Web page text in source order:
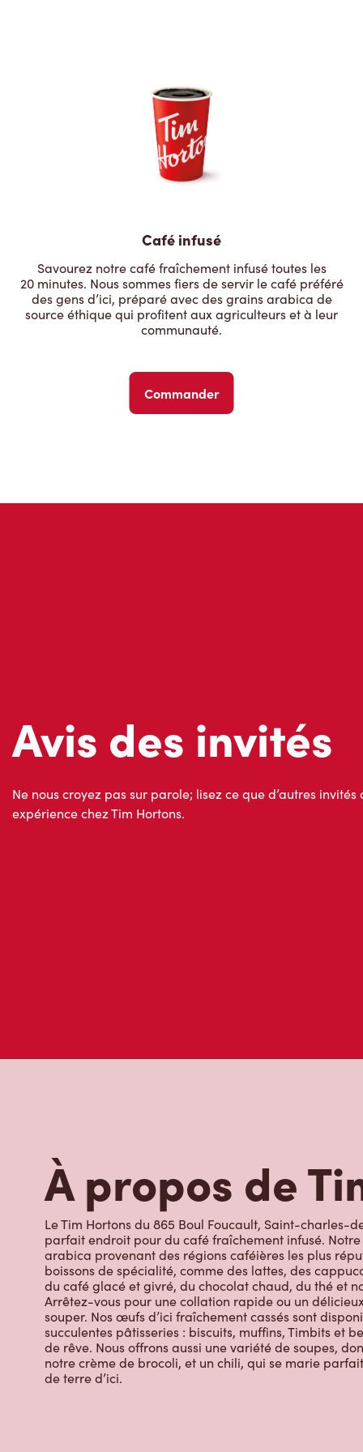
Café infusé
Savourez notre café fraîchement infusé toutes les
20 minutes. Nous sommes fiers de servir le café préféré
des gens d’ici, préparé avec des grains arabica de
source éthique qui profitent aux agriculteurs et à leur
communauté.
Commander
Avis des invités
expérience chez Tim Hortons.
À propos de
Le Tim Hortons du 865 Boul Foucault, Saint-charles-
parfait endroit pour du café fraîchement infusé. Notre
arabica provenant des régions caféières les plus
boissons de spécialité, comme des lattes, des
du café glacé et givré, du chocolat chaud, du thé et
Arrêtez-vous pour une collation rapide ou un
souper. Nos œufs d’ici fraîchement cassés sont
succulentes pâtisseries : biscuits, muffins, Timbits et
de rêve. Nous offrons aussi une variété de soupes,
notre crème de brocoli, et un chili, qui se marie
de terre d’ici.